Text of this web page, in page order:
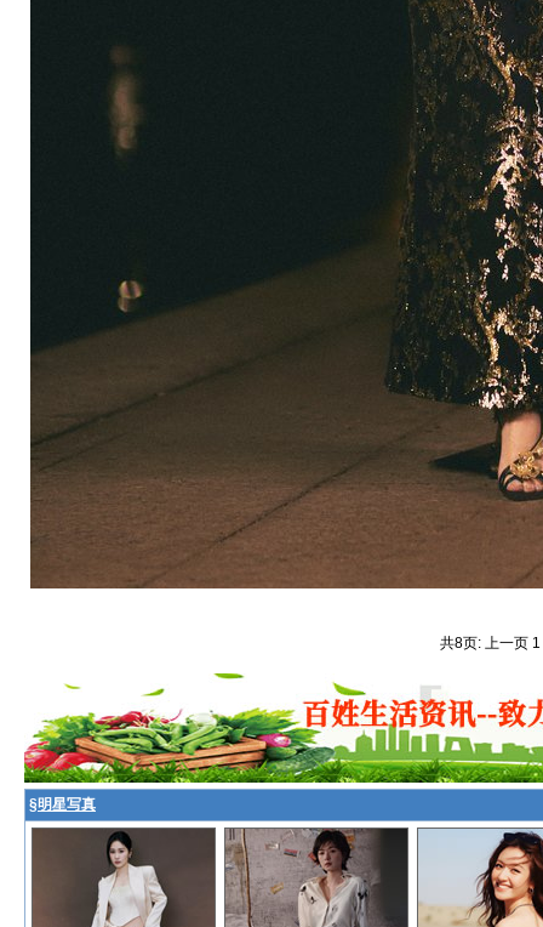
共8页: 上一页 1
§明星写真